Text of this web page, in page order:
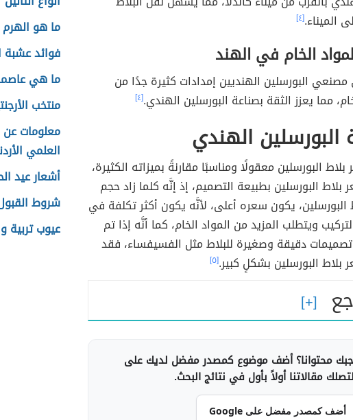
الميناء.[٤]
الخام في الهند
البورسلين الهنديين إمدادات كثيرة جدًا من
مما يعزز الثقة بصناعة البورسلين الهندي.[٤]
البورسلين الهندي
البورسلين معقولًا ومناسبًا مقارنةً بميزاته الكثيرة،
بلاط البورسلين بطبيعة التصميم، إذ إنَّه كلما زاد حجم
يكون سعره أعلى، لأنَّه يكون أكثر تكلفة في
ويتطلب المزيد من المواد الخام، كما أنَّه إذا تم
دقيقة وصغيرة للبلاط مثل الفسيفساء، فقد
بلاط البورسلين بشكلٍ كبير.[٥]
محتوانا؟ أضف موضوع كمصدر مفضل لديك على
مقالاتنا أولاً بأول في نتائج البحث.
أضف كمصدر مفضل على Google
ما هو
فوائد عشبة
ما هي
منتخب
معلومات عن
العلمي
أشعار عيد
شروط
عيوب تربية